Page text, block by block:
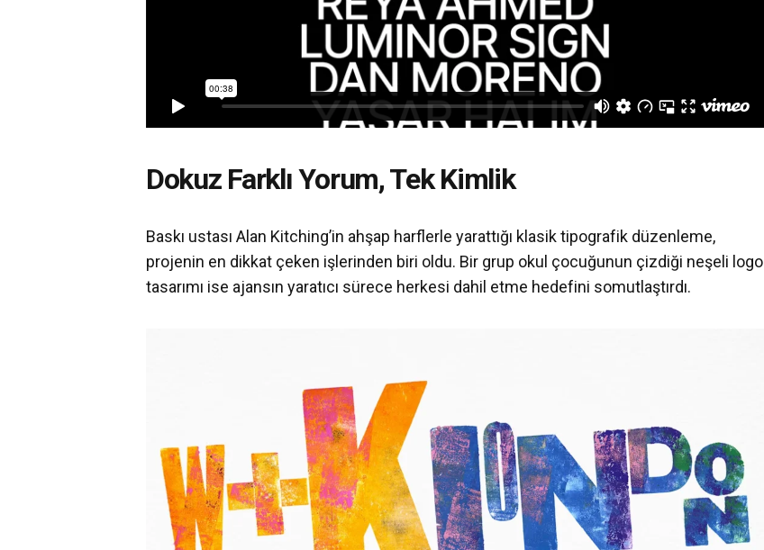
Dokuz Farklı Yorum, Tek Kimlik
Baskı ustası Alan Kitching’in ahşap harflerle yarattığı klasik tipografik düzenleme,
projenin en dikkat çeken işlerinden biri oldu. Bir grup okul çocuğunun çizdiği neşeli logo
tasarımı ise ajansın yaratıcı sürece herkesi dahil etme hedefini somutlaştırdı.